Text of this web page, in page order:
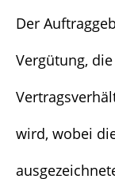
Der
Vergütung,
wird, wobei